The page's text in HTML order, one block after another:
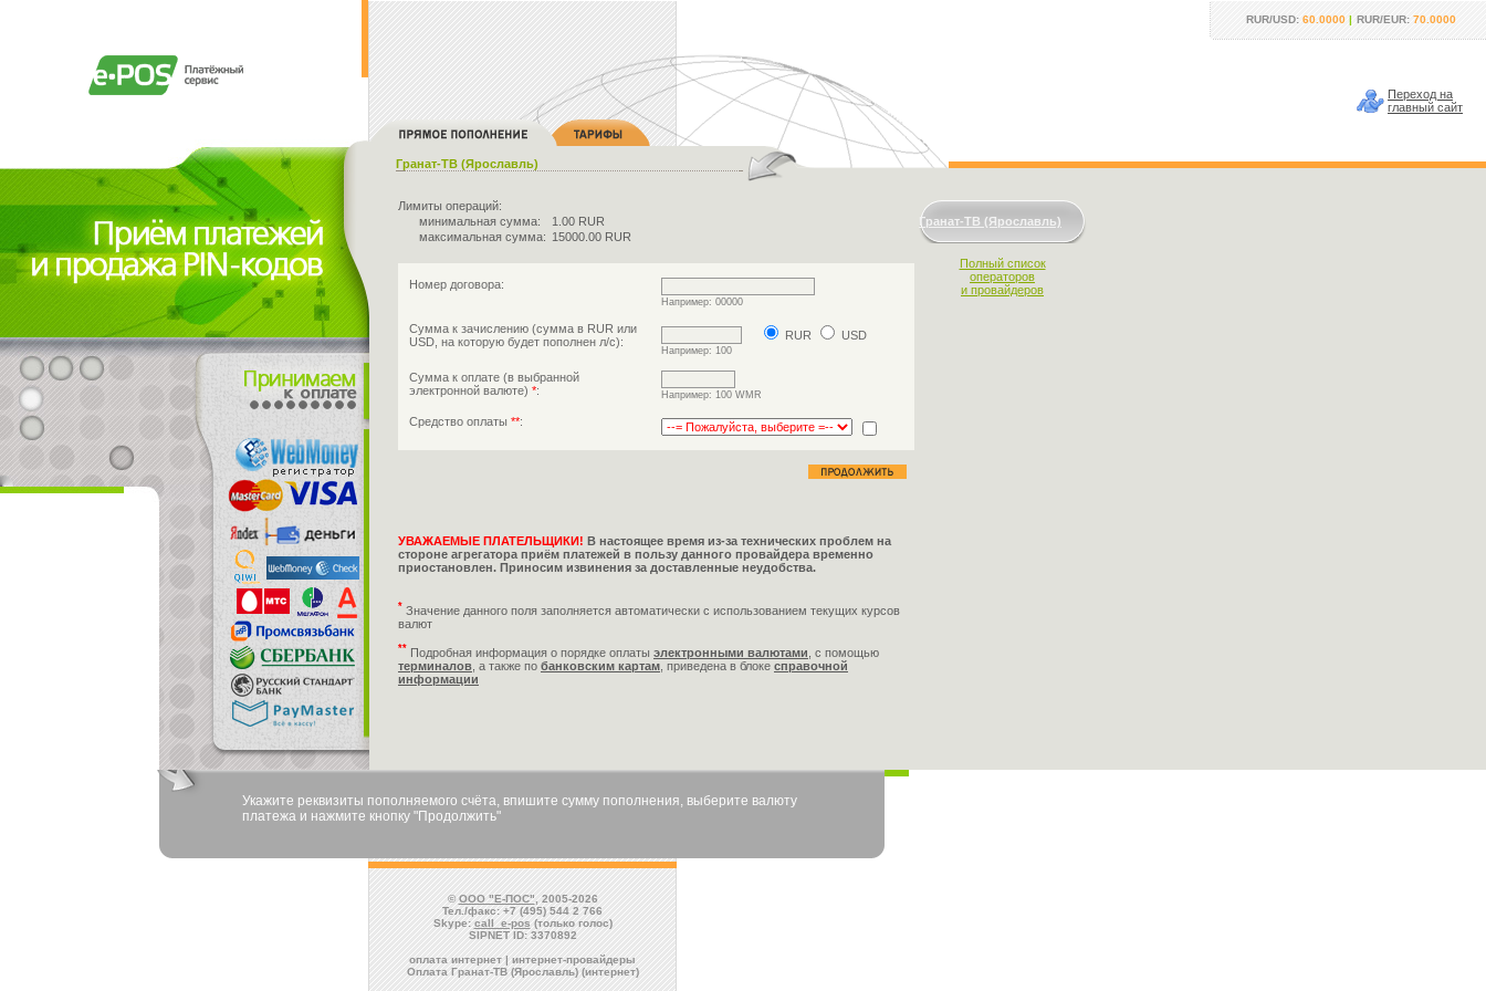
RUR/USD: 60.0000 | RUR/EUR: 70.0000
Переход на
главный сайт
Гранат-ТВ (Ярославль)
Лимиты операций:
минимальная сумма:
1.00 RUR
максимальная сумма: 15000.00 RUR
Номер договора:
Например: 00000
Сумма к зачислению (сумма в RUR или
USD, на которую будет пополнен л/с):
RUR USD
Например: 100
Сумма к оплате (в выбранной
электронной валюте) *: Например: 100 WMR
Средство оплаты **:
УВАЖАЕМЫЕ ПЛАТЕЛЬЩИКИ! В настоящее время из-за технических проблем на
стороне агрегатора приём платежей в пользу данного провайдера временно
приостановлен. Приносим извинения за доставленные неудобства.
* Значение данного поля заполняется автоматически с использованием текущих курсов
валют
** Подробная информация о порядке оплаты электронными валютами, с помощью
терминалов, а также по банковским картам, приведена в блоке справочной
информации
Гранат-ТВ (Ярославль)
Полный список
операторов
и провайдеров
Укажите реквизиты пополняемого счёта, впишите сумму пополнения, выберите валюту
платежа и нажмите кнопку "Продолжить"
© ООО "Е-ПОС", 2005-2026
Тел./факс: +7 (495) 544 2 766
Skype: call_e-pos(только голос)
SIPNET ID: 3370892
оплата интернет | интернет-провайдеры
Оплата Гранат-ТВ (Ярославль) (интернет)